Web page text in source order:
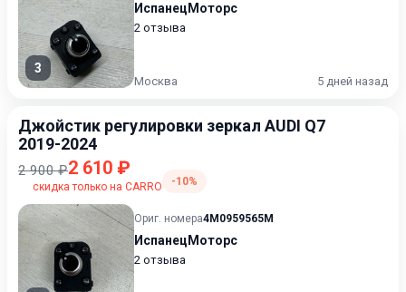
3
ИспанецМоторс
2 отзыва
Москва 5 дней назад
Джойстик регулировки зеркал AUDI Q7
2019-2024
2 900 ₽2 610 ₽
скидка только на CARRO -10%
Ориг. номера4M0959565M
ИспанецМоторс
2 отзыва